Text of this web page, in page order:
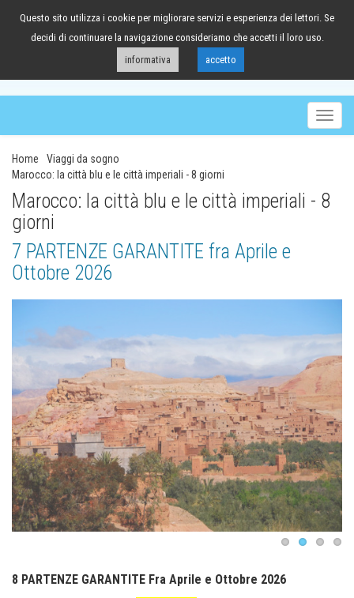
041/98.63.88
Home
Viaggi da sogno
Marocco: la città blu e le città imperiali - 8 giorni
Marocco: la città blu e le città imperiali - 8
giorni
7 PARTENZE GARANTITE fra Aprile e
Ottobre 2026
8 PARTENZE GARANTITE Fra Aprile e Ottobre 2026
Questo sito utilizza i cookie per migliorare servizi e esperienza dei lettori. Se
decidi di continuare la navigazione consideriamo che accetti il loro uso.
informativa
accetto